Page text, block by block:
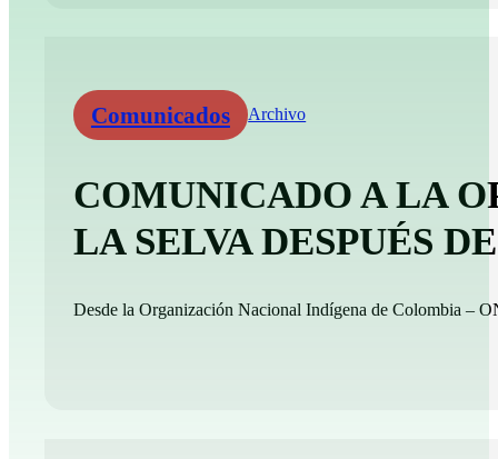
Comunicados Archivo
COMUNICADO A LA
LA SELVA DESPUÉS
Desde la Organización Nacional Indígena de Colombia –